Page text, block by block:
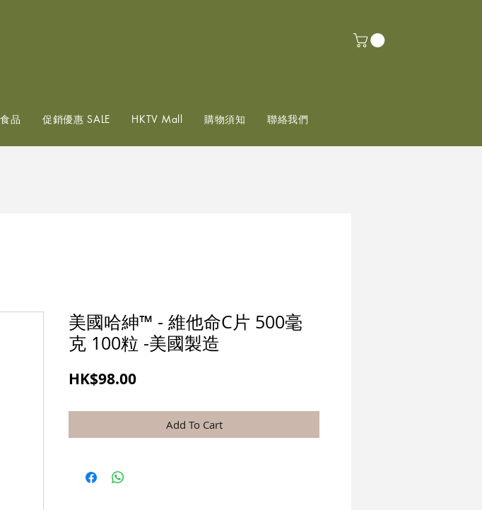
美國哈紳™ - 維他命C片 500毫
克 100粒 -美國製造
HK$98.00價
Add To Cart
品 促銷優惠 SALE HKTV Mall 購物須知 聯絡我們